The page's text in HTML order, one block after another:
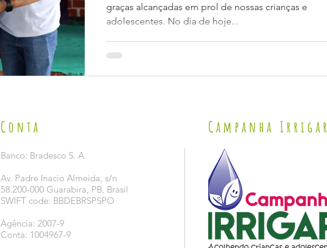
graças alcançadas em prol de nossas crianças e
adolescentes. No dia de hoje...
Conta
Banco: Bradesco S. A.
Av. Padre Inacio Almeida, s/n
58.200-000 Guarabira, PB, Brasil
SWIFT code: BBDEBRSPSPO
Agência: 2007-9
Conta: 1004967-9
Campanha Irrigar